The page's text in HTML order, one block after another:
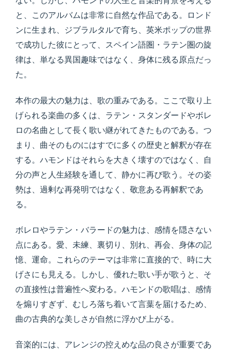
と、このアルバムは非常に自然な作品である。ロンド
ンに生まれ、ジブラルタルで育ち、英米ポップの世界
で成功した彼にとって、スペイン語圏・ラテン圏の旋
律は、単なる異国趣味ではなく、身体に残る原点だっ
た。
本作の最大の魅力は、歌の重みである。ここで取り上
げられる楽曲の多くは、ラテン・スタンダードやボレ
ロの名曲として長く歌い継がれてきたものである。つ
まり、曲そのものにはすでに多くの歴史と解釈が存在
する。ハモンドはそれらを大きく壊すのではなく、自
分の声と人生経験を通して、静かに再び歌う。その姿
勢は、過剰な再発明ではなく、敬意ある再解釈であ
る。
ボレロやラテン・バラードの魅力は、感情を隠さない
点にある。愛、未練、裏切り、別れ、再会、身体の記
憶、運命。これらのテーマは非常に直接的で、時に大
げさにも見える。しかし、優れた歌い手が歌うと、そ
の直接性は普遍性へ変わる。ハモンドの歌唱は、感情
を煽りすぎず、むしろ落ち着いて言葉を届けるため、
曲の古典的な美しさが自然に浮かび上がる。
音楽的には、アレンジの控えめな品の良さが重要であ